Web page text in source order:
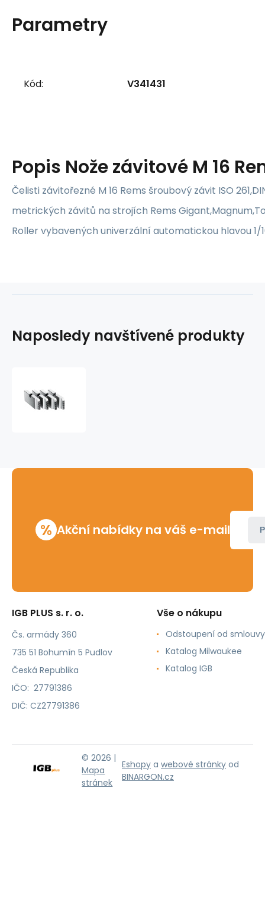
Parametry
Kód: V341431
Popis Nože závitové M 16
Čelisti závitořezné M 16 Rems šroubový závit ISO
metrických závitů na strojích Rems
Roller vybavených univerzální automatickou hlavou 1/
Naposledy navštívené produkty
% Akční nabídky na váš e-mail
IGB PLUS s. r. o.
Čs. armády 360
735 51 Bohumín 5 Pudlov
Česká Republika
IČO: 27791386
DIČ: CZ27791386
Vše o nákupu
Odstoupení od smlouvy
Katalog Milwaukee
Katalog IGB
© 2026 |
Mapa
stránek
Eshopy a webové stránky od
BINARGON.cz